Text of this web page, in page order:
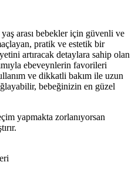
arası bebekler için güvenli ve
pratik ve estetik bir
artıracak detaylara sahip olan
ebeveynlerin favorileri
ve dikkatli bakım ile uzun
bebeğinizin en güzel
yapmakta zorlanıyorsan